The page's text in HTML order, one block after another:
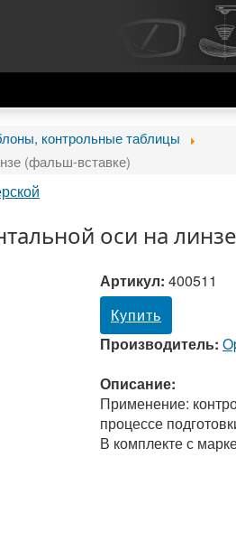
контрольные таблицы
(фальш-вставке)
оси на линзе
Артикул: 400511
Купить
Производитель:
Описание:
Применение:
процессе
В комплекте с